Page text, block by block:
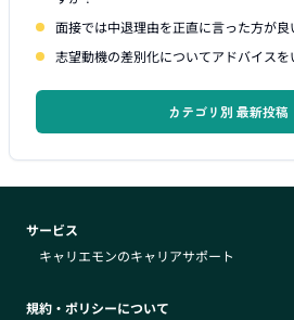
面接では中退理由を正直に言った方が良
志望動機の差別化についてアドバイスを
カテゴリ別 最新投稿
サービス
キャリエモンのキャリアサポート
規約・ポリシーについて